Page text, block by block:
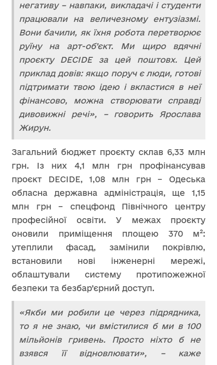
негативу – навпаки, викладачі і студенти
працювали на величезному ентузіазмі.
Вони бачили, як їхня робота перетворює
руїну на арт-об’єкт. Ми щиро вдячні
проєкту DECIDE за цей поштовх. Цей
приклад довів: якщо поруч є люди, готові
підтримати твою ідею і вкластися в неї
фінансово, можна створювати справді
дивовижні речі», – говорить Ярослава
Жирун.
Загальний бюджет проєкту склав 6,33 млн
грн. Із них 4,1 млн грн профінансував
проєкт DECIDE, 1,08 млн грн – Одеська
обласна державна адміністрація, ще 1,15
млн грн – спецфонд Північного центру
професійної освіти. У межах проєкту
оновили приміщення площею 370 м²:
утеплили фасад, замінили покрівлю,
встановили нові інженерні мережі,
облаштували систему протипожежної
безпеки та безбар’єрний доступ.
«Якби ми робили це через підрядника,
то я не знаю, чи вмістилися б ми в 100
мільйонів гривень. Просто ніхто б не
взявся її відновлювати», – каже